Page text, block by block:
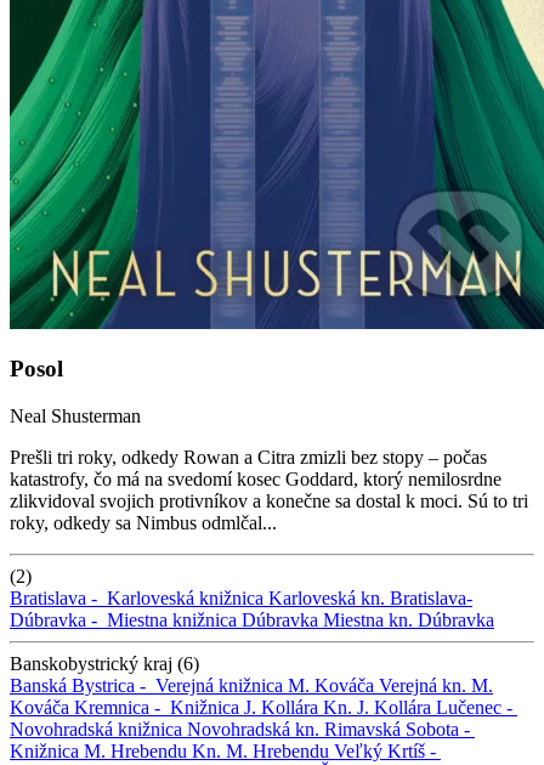
Posol
Neal Shusterman
Prešli tri roky, odkedy Rowan a Citra zmizli bez stopy – počas
katastrofy, čo má na svedomí kosec Goddard, ktorý nemilosrdne
zlikvidoval svojich protivníkov a konečne sa dostal k moci. Sú to tri
roky, odkedy sa Nimbus odmlčal...
(2)
Bratislava - Karloveská knižnica Karloveská kn. Bratislava-
Dúbravka - Miestna knižnica Dúbravka Miestna kn. Dúbravka
Banskobystrický kraj (6)
Banská Bystrica - Verejná knižnica M. Kováča Verejná kn. M.
Kováča Kremnica - Knižnica J. Kollára Kn. J. Kollára Lučenec -
Novohradská knižnica Novohradská kn. Rimavská Sobota -
Knižnica M. Hrebendu Kn. M. Hrebendu Veľký Krtíš -